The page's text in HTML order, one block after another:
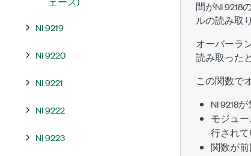
NI 9219
NI 9220
NI 9221
NI 9222
NI 9223
間がNI 9218
ルの読み取
オーバーラ
読み取った
この関数で
NI 9218
モジュ
行されて
関数が前